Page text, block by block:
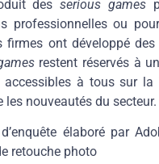
desserious games
professionnelles ou
firmes ont développé des
restent réservés à
accessibles à tous sur
les nouveautés du secteur.
élaboré par
retouche photo